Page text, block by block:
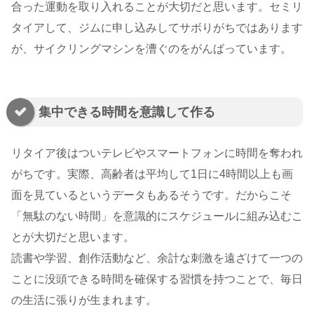
合った運動を取り入れることが大切だと思います。セミリ
タイアして、ジムに申し込みしてサボりがちではあります
が、サイクリングマシンを漕ぐのをがんばっています。
集中できる時間を意識して作る
リタイア後はついテレビやスマートフォンに時間を奪われ
がちです。実際、高齢者は平均して1日に4時間以上も画
面を見ているというデータもあるそうです。だからこそ
「無駄のない時間」を意識的にスケジュールに組み込むこ
とが大切だと思います。
読書や学習、創作活動など、余計な刺激を遠ざけて一つの
ことに没頭できる時間を確保する習慣を持つことで、毎日
の生活に張りが生まれます。